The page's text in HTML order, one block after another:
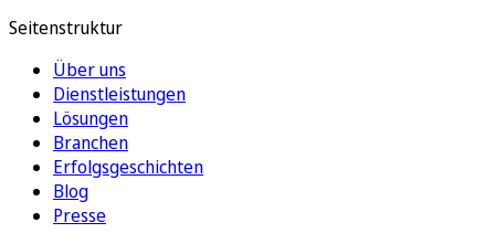
Seitenstruktur
Über uns
Dienstleistungen
Lösungen
Branchen
Erfolgsgeschichten
Blog
Presse